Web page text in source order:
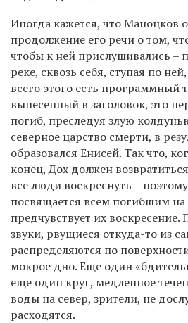
Иногда кажется, что Маноцков
продолжение его речи о том,
чтобы к ней прислушивались –
реке, сквозь себя, ступая по
всего этого есть программный
вынесенный в заголовок, это
погиб, преследуя злую
северное царство смерти, в
образовался Енисей. Так что,
конец, Дох должен
все люди воскреснуть –
посвящается всем погибшим на
предчувствует их
звуки, рвущиеся откуда-то из
распределяются по
мокрое дно. Еще один
еще один круг, медленное
воды на север, зрители, не
расходятся.